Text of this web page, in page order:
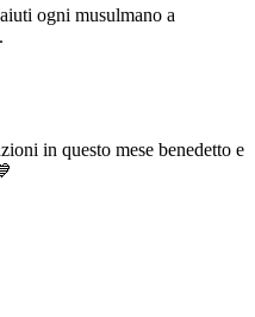
ogni musulmano a
in questo mese benedetto e